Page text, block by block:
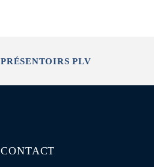
PRÉSENTOIRS PLV
CONTACT